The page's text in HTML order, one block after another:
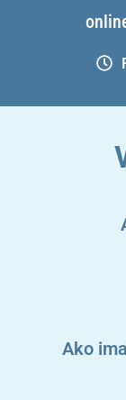
Ako